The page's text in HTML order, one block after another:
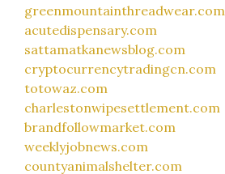
greenmountainthreadwear.com
acutedispensary.com
sattamatkanewsblog.com
cryptocurrencytradingcn.com
totowaz.com
charlestonwipesettlement.com
brandfollowmarket.com
weeklyjobnews.com
countyanimalshelter.com